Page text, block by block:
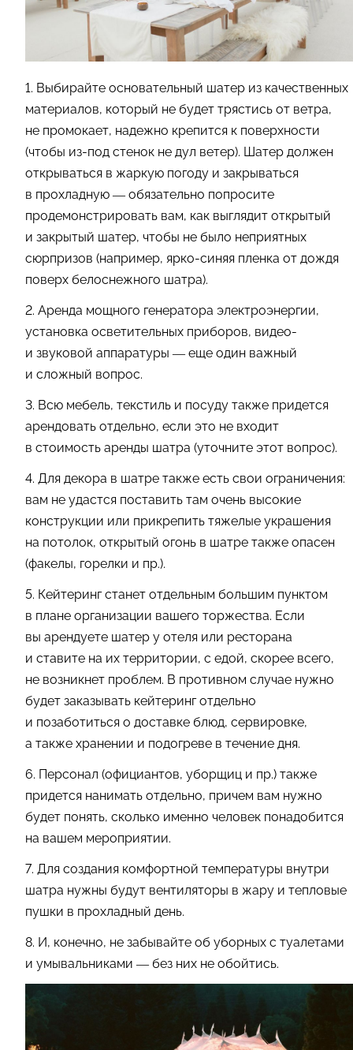
1. Выбирайте основательный шатер из качественных
материалов, который не будет трястись от ветра,
не промокает, надежно крепится к поверхности
(чтобы из-под стенок не дул ветер). Шатер должен
открываться в жаркую погоду и закрываться
в прохладную — обязательно попросите
продемонстрировать вам, как выглядит открытый
и закрытый шатер, чтобы не было неприятных
сюрпризов (например, ярко-синяя пленка от дождя
поверх белоснежного шатра).
2. Аренда мощного генератора электроэнергии,
установка осветительных приборов, видео-
и звуковой аппаратуры — еще один важный
и сложный вопрос.
3. Всю мебель, текстиль и посуду также придется
арендовать отдельно, если это не входит
в стоимость аренды шатра (уточните этот вопрос).
4. Для декора в шатре также есть свои ограничения:
вам не удастся поставить там очень высокие
конструкции или прикрепить тяжелые украшения
на потолок, открытый огонь в шатре также опасен
(факелы, горелки и пр.).
5. Кейтеринг станет отдельным большим пунктом
в плане организации вашего торжества. Если
вы арендуете шатер у отеля или ресторана
и ставите на их территории, с едой, скорее всего,
не возникнет проблем. В противном случае нужно
будет заказывать кейтеринг отдельно
и позаботиться о доставке блюд, сервировке,
а также хранении и подогреве в течение дня.
6. Персонал (официантов, уборщиц и пр.) также
придется нанимать отдельно, причем вам нужно
будет понять, сколько именно человек понадобится
на вашем мероприятии.
7. Для создания комфортной температуры внутри
шатра нужны будут вентиляторы в жару и тепловые
пушки в прохладный день.
8. И, конечно, не забывайте об уборных с туалетами
и умывальниками — без них не обойтись.